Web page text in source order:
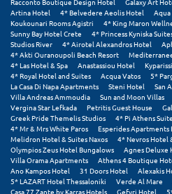
Μαραθώνας Αττικής
Μαρώνεια
Μεθώνη
Μεσολόγγι
Μεσσηνία
Μετέωρα
Μέτσοβο
Artina Hotel
4* Belvedere Aeolis Hotel Aqua
Koukounari Rooms Agistri
4* King Maron
Sunny Bay Hotel Crete
4* Princess Kyniska
Studios River
4* Airotel Alexandros Hotel
4* Akti Ouranoupoli Beach Resort
4* Las Hotel & Spa
Anastassiou Hotel
4* Royal Hotel and Suites
Acqua Vatos
5*
La Casa Di Napa Apartments
Steni Hotel
San
Villa Andreas Ammoudia
Sun and Moon Villas
Vergina Star Lefkada
Petritis Guest House
Greek Pride Themelis Studios
4* Pi Athens
4* Mr & Mrs White Paros
Esperides Apartments
Melidron Hotel & Suites Naxos
4* Nevros Hotel
Olympios Zeus Hotel Bungalows
Agnes Deluxe
Villa Orama Apartments
Athens 4 Boutique
Ano Kampos Hotel
31 Doors Hotel Alexakis
5* LAZART Hotel Thessaloniki
Verde Al Mare
Casa 77 Zante by Karras Hotels
Gefyri Hotel